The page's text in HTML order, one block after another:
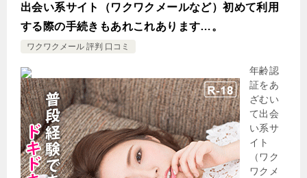
出会い系サイト（ワクワクメールなど）初めて利用
する際の手続きもあれこれあります…。
ワクワクメール 評判 口コミ
年齢認
証をあ
ざむい
て出会
い系サ
イト
（ワク
ワクメ